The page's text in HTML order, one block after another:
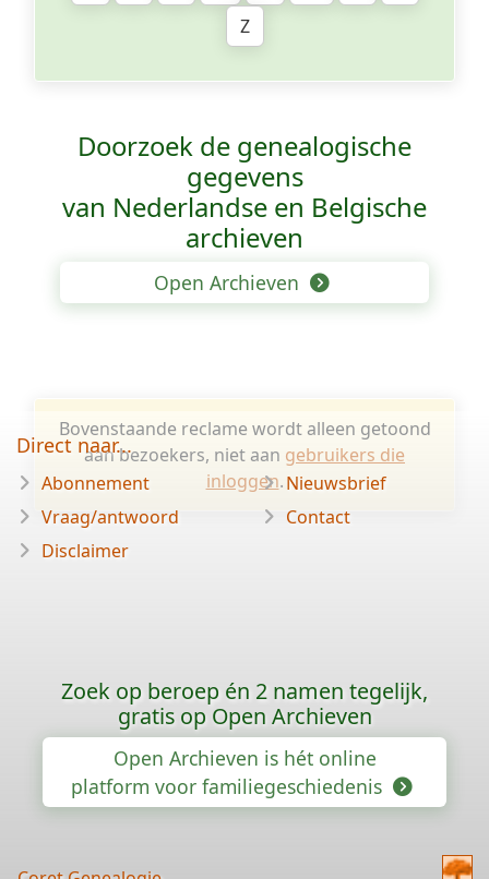
Z
Doorzoek de genealogische
gegevens
van Nederlandse en Belgische
archieven
Open Archieven
Bovenstaande reclame wordt alleen getoond
aan bezoekers, niet aan gebruikers die
inloggen.
Direct naar...
Abonnement
Vraag/antwoord
Disclaimer
Nieuwsbrief
Contact
Zoek op beroep én 2 namen tegelijk,
gratis op Open Archieven
Open Archieven is hét online
platform voor familiegeschiedenis